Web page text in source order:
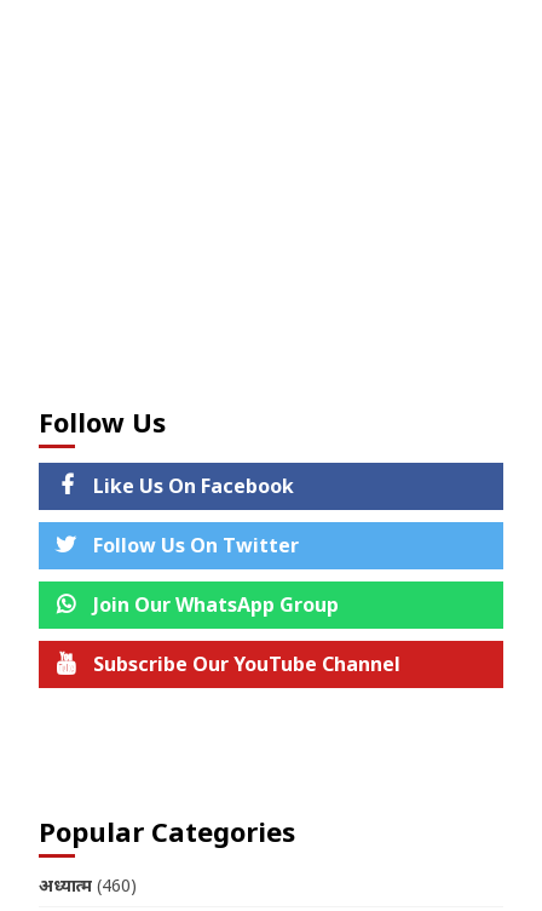
Follow Us
Like Us On Facebook
Follow Us On Twitter
Join Our WhatsApp Group
Subscribe Our YouTube Channel
Popular Categories
अध्यात्म (460)